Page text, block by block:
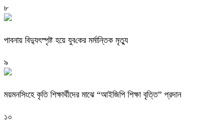
৮
পাবনায় বিদ্যুৎস্পৃষ্ট হয়ে যুব‌কের মর্মান্তিক মৃত্যু
৯
ময়মনসিংহে কৃতি শিক্ষার্থীদের মাঝে “আইজিপি শিক্ষা বৃত্তি” প্রদান
১০